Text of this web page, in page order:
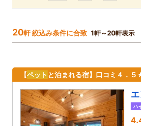
20軒 絞込み条件に合致 1軒～20軒表示
【ペット と泊まれる宿】口コミ４．
ハ